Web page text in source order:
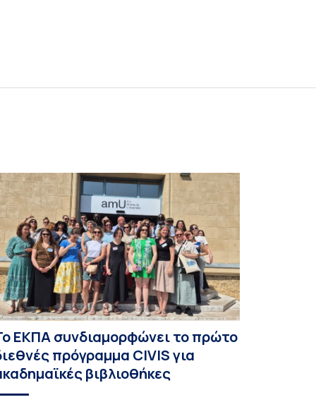
ΕΚΠΑ συνδιαμορφώνει το πρώτο
πρόγραμμα CIVIS για
βιβλιοθήκες